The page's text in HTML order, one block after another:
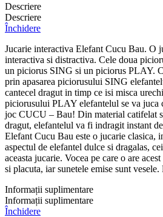
Descriere
Descriere
Închidere
Jucarie interactiva Elefant Cucu Bau. O
interactiva si distractiva. Cele doua
un piciorus SING si un piciorus PLAY.
prin apasarea piciorusului SING
cantecel dragut in timp ce isi misca
piciorusului PLAY elefantelul se va juca
joc CUCU – Bau! Din material catifelat
dragut, elefantelul va fi indragit instant
Elefant Cucu Bau este o jucarie clasica,
aspectul de elefantel dulce si dragalas,
aceasta jucarie. Vocea pe care o are
si placuta, iar sunetele emise sunt
Informații suplimentare
Informații suplimentare
Închidere